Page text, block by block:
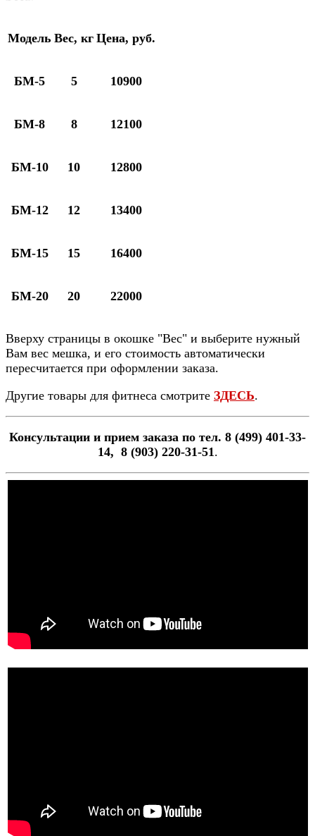
Модель Вес, кг Цена, руб.
БМ-5 5 10900
БМ-8 8 12100
БМ-10 10 12800
БМ-12 12 13400
БМ-15 15 16400
БМ-20 20 22000
Вверху страницы в окошке "Вес" и выберите нужный
Вам вес мешка, и его стоимость автоматически
пересчитается при оформлении заказа.
Другие товары для фитнеса смотрите ЗДЕСЬ.
Консультации и прием заказа по тел. 8 (499) 401-33-
14, 8 (903) 220-31-51 .